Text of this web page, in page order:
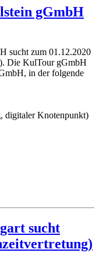
gGmbH
sucht zum 01.12.2020
Die KulTour gGmbH
in der folgende
digitaler Knotenpunkt)
sucht